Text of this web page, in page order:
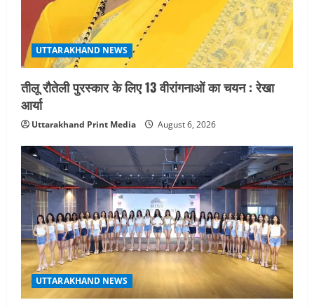
UTTARAKHAND NEWS
तीलू रौतेली पुरस्कार के लिए 13 वीरांगनाओं का चयन : रेखा
आर्या
Uttarakhand Print Media August 6, 2026
UTTARAKHAND NEWS